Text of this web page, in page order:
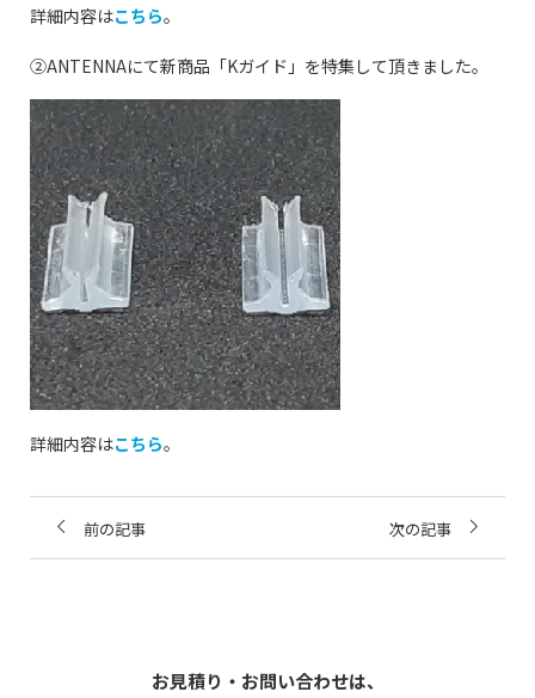
詳細内容はこちら。
②ANTENNAにて新商品「Kガイド」を特集して頂きました。
詳細内容はこちら。
前の記事 次の記事
お見積り・お問い合わせは、